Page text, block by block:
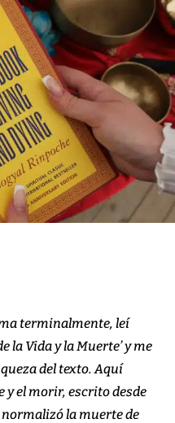
terminalmente, leí
la Vida y la Muerte’ y me
del texto. Aquí
el morir, escrito desde
la muerte de